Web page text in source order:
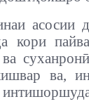
асосии
кори
ва,